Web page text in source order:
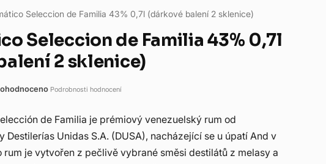
Seleccion de Familia 43% 0,7l (dárkové balení 2 sklenice)
Seleccion de Familia 43% 0,7l
2 sklenice)
Podrobnosti hodnocení
de Familia je prémiový venezuelský rum od
Destilerías Unidas S.A. (DUSA), nacházející se u úpatí And v
rum je vytvořen z pečlivě vybrané směsi destilátů z melasy a